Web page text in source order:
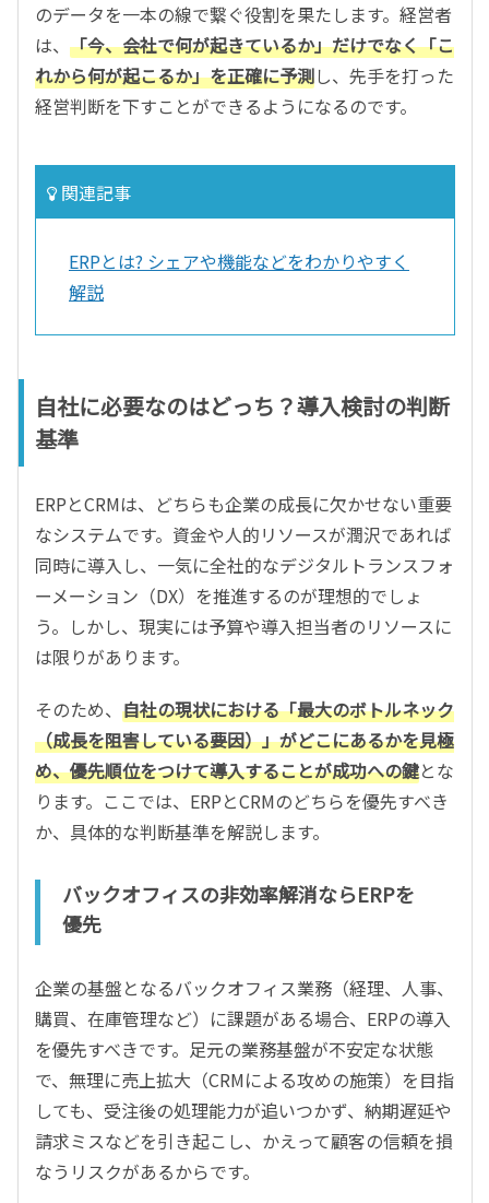
のデータを一本の線で繋ぐ役割を果たします。経営者
は、 「今、会社で何が起きているか」だけでなく「こ
れから何が起こるか」を正確に予測し、先手を打った
経営判断を下すことができるようになるのです。
関連記事
ERPとは? シェアや機能などをわかりやすく
解説
自社に必要なのはどっち？導入検討の判断
基準
ERPとCRMは、どちらも企業の成長に欠かせない重要
なシステムです。資金や人的リソースが潤沢であれば
同時に導入し、一気に全社的なデジタルトランスフォ
ーメーション（DX）を推進するのが理想的でしょ
う。しかし、現実には予算や導入担当者のリソースに
は限りがあります。
そのため、 自社の現状における「最大のボトルネック
（成長を阻害している要因）」がどこにあるかを見極
め、優先順位をつけて導入することが成功への鍵とな
ります。ここでは、ERPとCRMのどちらを優先すべき
か、具体的な判断基準を解説します。
バックオフィスの非効率解消ならERPを
優先
企業の基盤となるバックオフィス業務（経理、人事、
購買、在庫管理など）に課題がある場合、ERPの導入
を優先すべきです。足元の業務基盤が不安定な状態
で、無理に売上拡大（CRMによる攻めの施策）を目指
しても、受注後の処理能力が追いつかず、納期遅延や
請求ミスなどを引き起こし、かえって顧客の信頼を損
なうリスクがあるからです。